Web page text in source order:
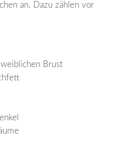
an. Dazu zählen vor
Brust